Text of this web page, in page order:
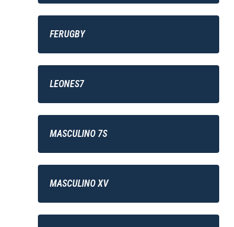
FERUGBY
LEONES7
MASCULINO 7S
MASCULINO XV